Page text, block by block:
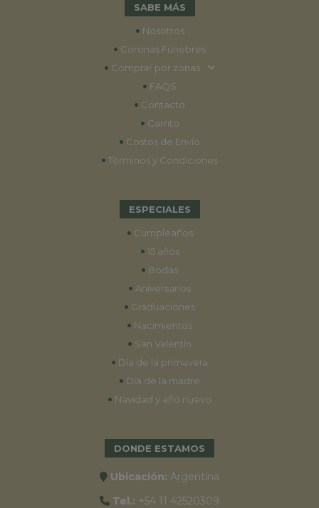
SABE MÁS
• Nosotros
• Coronas Fúnebres
• Comprar por zonas
• FAQS
• Contacto
• Carrito
• Costos de Envío
• Términos y Condiciones
ESPECIALES
• Cumpleaños
• 15 años
• Bodas
• Aniversarios
• Graduaciones
• Nacimientos
• San Valentín
• Día de la primavera
• Día de la madre
• Navidad y año nuevo
DONDE ESTAMOS
Ubicación: Argentina
Tel.: +54 11 42520309